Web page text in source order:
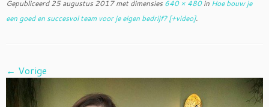
Gepubliceerd 25 augustus 2017met dimensies 640 × 480in Hoe bouw je
een goed en succesvol team voor je eigen bedrijf? [+video].
← Vorige